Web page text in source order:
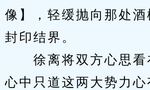
像】，轻缓抛向那处酒
封印结界。
徐离将双方心思看
心中只道这两大势力心